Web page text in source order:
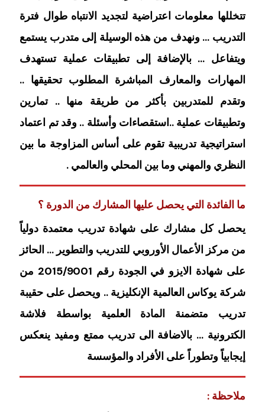
تتخللها معلومات اعتراضية لتجديد الانتباه طوال فترة
التدريب … ونهدف من هذه الوسيلة إلى متدرب يستمع
ويتفاعل … بالإضافة إلى تطبيقات عملية تستهدف
المهارات والمعارف المباشرة المطلوب تحقيقها ..
وتقدم للمتدربين بأكثر من طريقة منها .. تمارين
وتطبيقات عملية ..استقصاءات وأسئلة .. وقد تم اعتماد
استراتيجية تدريبية تقوم على أساس المزاوجة ما بين
النظري والمهني وما بين المحلي والعالمي .
ما الفائدة التي يحصل عليها المشارك من الدورة ؟
يحصل كل مشارك على شهادة تدريب معتمدة دولياً
من مركز الأعمال الأوروبي للتدريب والتطوير … الحائز
على شهادة الايزو في الجودة رقم 2015/9001 من
شركة يوكاس العالمية الإنكليزية .. ويحصل على حقيبة
تدريب متضمنة المادة العلمية بواسطة فلاشة
الكترونية … بالاضافة الى تدريب ممتع ومفيد ينعكس
إيجابياً وتطوراً على الأفراد والمؤسسة
ملاحظة :